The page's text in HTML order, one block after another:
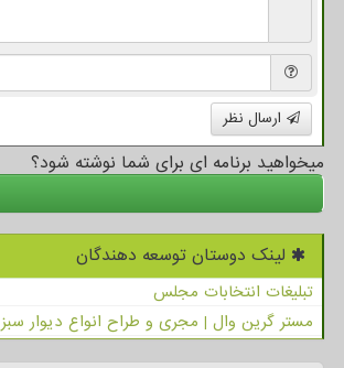
ارسال نظر
میخواهید برنامه ای برای شما نوشته شود؟
لینک دوستان توسعه دهندگان
تبلیغات انتخابات مجلس
مستر گرین وال | مجری و طراح انواع دیوار سبز